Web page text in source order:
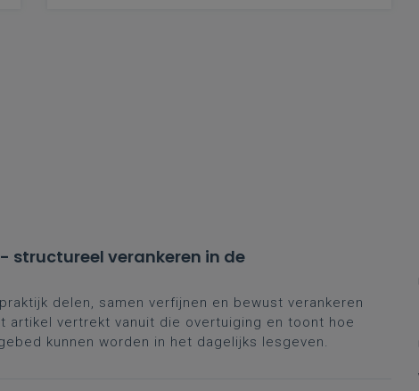
structureel verankeren in de
delen, samen verfijnen en bewust verankeren
artikel vertrekt vanuit die overtuiging en toont hoe
kunnen worden in het dagelijks lesgeven.